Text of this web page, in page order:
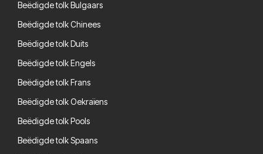
Beëdigde tolk Bulgaars
Beëdigde tolk Chinees
Beëdigde tolk Duits
Beëdigde tolk Engels
Beëdigde tolk Frans
Beëdigde tolk Oekraïens
Beëdigde tolk Pools
Beëdigde tolk Spaans